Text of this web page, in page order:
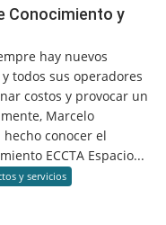
Conocimiento y
hay nuevos
todos sus operadores
costos y provocar un
Marcelo
conocer el
ECCTA Espacio...
y servicios